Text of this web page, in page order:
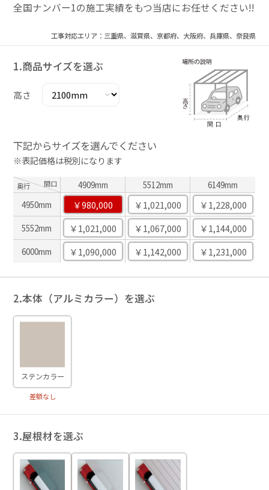
全国ナンバー1の施工実績をもつ当店にお任せください!!
工事対応エリア：三重県、滋賀県、京都府、大阪府、兵庫県、奈良県
1.商品サイズを選ぶ
高さ
下記からサイズを選んでください
※表記価格は税別になります
奥行 間口 4909mm 5512mm
6149mm
4950mm
￥980,000 ￥1,021,000 ￥1,228,000
5552mm ￥1,021,000 ￥1,067,000 ￥1,144,000
6000mm ￥1,090,000 ￥1,142,000 ￥1,231,000
2.本体（アルミカラー）を選ぶ
ステンカラー
差額なし
3.屋根材を選ぶ